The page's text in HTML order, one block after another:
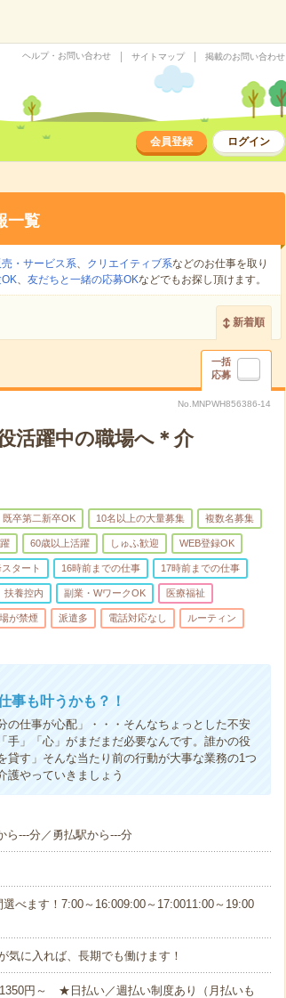
ヘルプ・お問い合わせ サイトマップ 掲載のお問い合わせ
会員登録 ログイン
一覧
・サービス系、 クリエイティブ系などのお仕事を取り
、 友だちと一緒の応募OKなどでもお探し頂けます。
新着順
一括
応募
No.MNPWH856386-14
活躍中の職場へ＊介
既卒第二新卒OK 10名以上の大量募集 複数名募集
60歳以上活躍 しゅふ歓迎 WEB登録OK
タート 16時前までの仕事 17時前までの仕事
扶養控内 副業・WワークOK 医療福祉
が禁煙 派遣多 電話対応なし ルーティン
事も叶うかも？！
の仕事が心配」・・・そんなちょっとした不安
手」「心」がまだまだ必要なんです。誰かの役
す」そんな当たり前の行動が大事な業務の1つ
護やっていきましょう
ら---分／勇払駅から---分
べます！7:00～16:009:00～17:0011:00～19:00
に入れば、長期でも働けます！
円～ ★日払い／週払い制度あり（月払いも